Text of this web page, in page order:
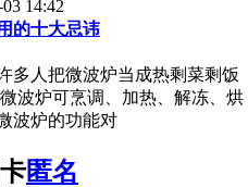
14:42
的十大忌讳
多人把微波炉当成热剩菜剩饭
可烹调、加热、解冻、烘
波炉的功能对
匿名